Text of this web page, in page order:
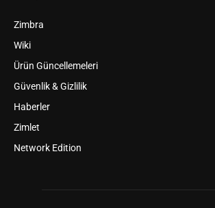
Zimbra
Wiki
Ürün Güncellemeleri
Güvenlik & Gizlilik
Haberler
Zimlet
Network Edition